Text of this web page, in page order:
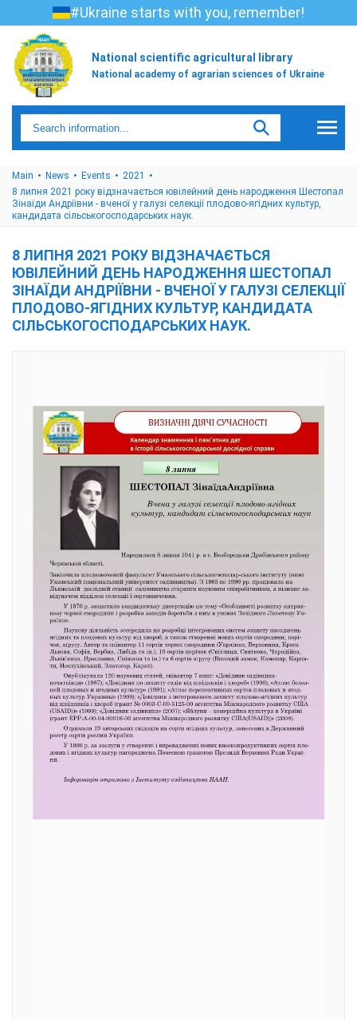
#Ukraine starts with you, remember!
National scientific agricultural library
National academy of agrarian sciences of Ukraine
Main News Events
2021
8 липня 2021 року відзначається ювілейний день народження Шестопал
Зінаїди Андріївни - вченої у галузі селекції плодово-ягідних культур,
кандидата сільськогосподарських наук.
8 ЛИПНЯ 2021 РОКУ ВІДЗНАЧАЄТЬСЯ
ЮВІЛЕЙНИЙ ДЕНЬ НАРОДЖЕННЯ ШЕСТОПАЛ
ЗІНАЇДИ АНДРІЇВНИ - ВЧЕНОЇ У ГАЛУЗІ СЕЛЕКЦІЇ
ПЛОДОВО-ЯГІДНИХ КУЛЬТУР, КАНДИДАТА
СІЛЬСЬКОГОСПОДАРСЬКИХ НАУК.